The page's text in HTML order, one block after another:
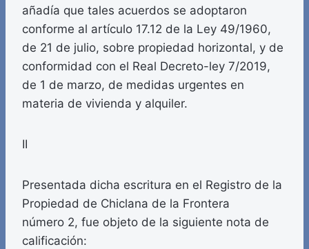
añadía que tales acuerdos se adoptaron
conforme al artículo 17.12 de la Ley 49/1960,
de 21 de julio, sobre propiedad horizontal, y de
conformidad con el Real Decreto-ley 7/2019,
de 1 de marzo, de medidas urgentes en
materia de vivienda y alquiler.
II
Presentada dicha escritura en el Registro de la
Propiedad de Chiclana de la Frontera
número 2, fue objeto de la siguiente nota de
calificación: